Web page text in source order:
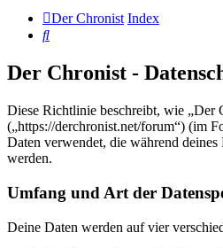
Der Chronist Index
Suche
Der Chronist -
Diese Richtlinie beschreibt, wie „Der
(„https://derchronist.net/forum“) (im
Daten verwendet, die während deines
werden.
Umfang und Art der
Deine Daten werden auf vier